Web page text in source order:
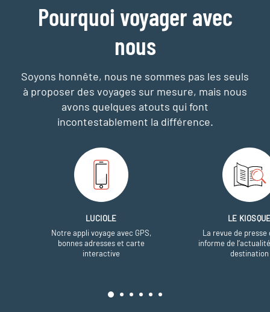
Pourquoi voyager avec
nous
Soyons honnête, nous ne sommes pas les seuls
à proposer des voyages sur mesure, mais nous
avons quelques atouts qui font
incontestablement la différence.
LUCIOLE
Notre appli voyage avec GPS,
bonnes adresses et carte
interactive
LE
La revue de presse
informe de
destination